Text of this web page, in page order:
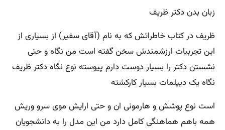
زبان بدن دکتر ظریف
ظریف در کتاب خاطراتش که به نام (آقای سفیر) از بسیاری از
این تجربیات ارزشمندش سخن گفته است من نگاه و حتی
نشستن دکتر را بسیار دوست دارم پیوسته نوع نگاه دکتر ظریف
نگاه یک دیپلمات بسیار کارکشته
است نوع پوشش و هارمونی ان و حتی ارایش موی سرو وریش
همه باهم هماهنگی کامل دارد من این مدل را به دانشجویان